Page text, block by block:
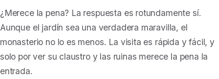
¿Merece la pena? La respuesta es rotundamente sí.
Aunque el jardín sea una verdadera maravilla, el
monasterio no lo es menos. La visita es rápida y fácil, y
solo por ver su claustro y las ruinas merece la pena la
entrada.